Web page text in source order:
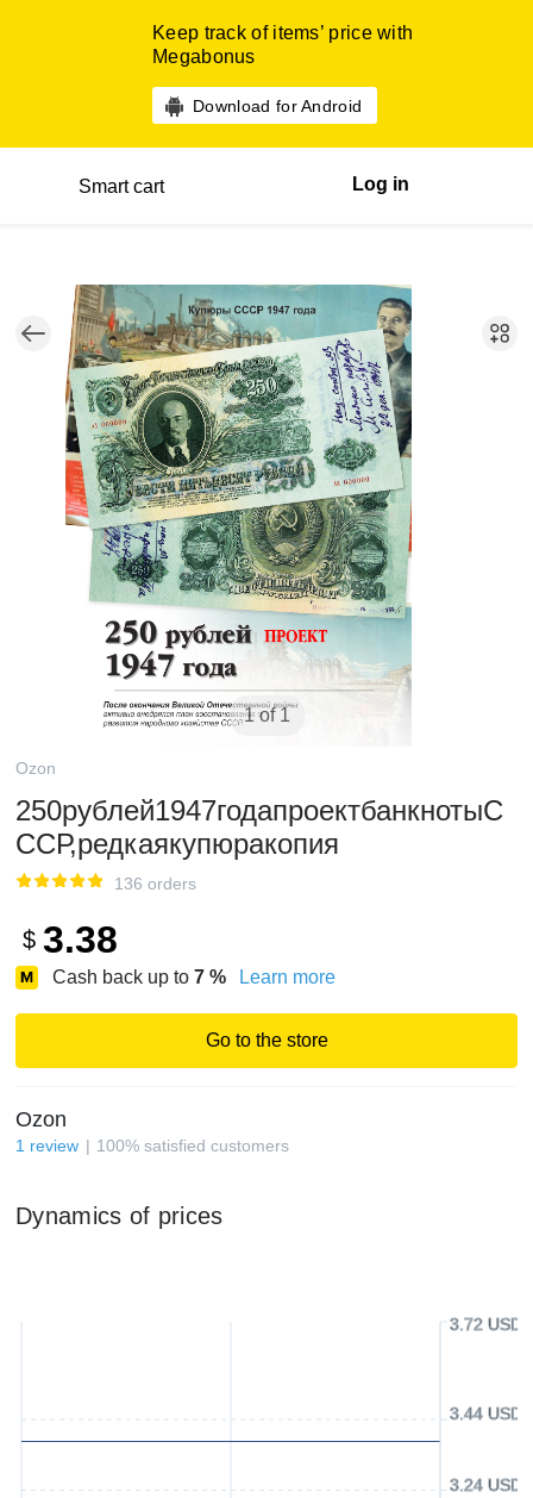
Keep track of items’ price with
Megabonus
Download for Android
Smart cart Log in
1 of 1
Ozon
250рублей1947годапроектбанкнотыС
ССР,редкаякупюракопия
136 orders
$ 3.38
Cash back up to 7 % Learn more
Go to the store
Ozon
1 review 100% satisfied customers
Dynamics of prices
3.24 USD
3.44 USD
3.72 USD